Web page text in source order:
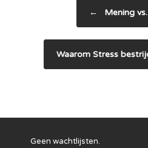
← Mening
Waarom Stress
Geen wachtlijsten.